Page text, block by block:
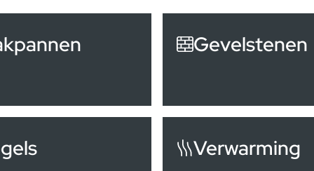
Gevelstenen
Verwarming